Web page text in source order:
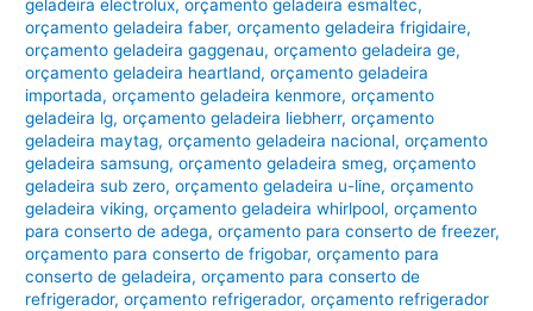
geladeira electrolux,orçamento geladeira esmaltec,
orçamento geladeira faber,orçamento geladeira frigidaire,
orçamento geladeira gaggenau,orçamento geladeira ge,
orçamento geladeira heartland,orçamento geladeira
importada,orçamento geladeira kenmore,orçamento
geladeira lg,orçamento geladeira liebherr,orçamento
geladeira maytag,orçamento geladeira nacional,orçamento
geladeira samsung,orçamento geladeira smeg,orçamento
geladeira sub zero,orçamento geladeira u-line,orçamento
geladeira viking,orçamento geladeira whirlpool,orçamento
para conserto de adega,orçamento para conserto de freezer,
orçamento para conserto de frigobar,orçamento para
conserto de geladeira,orçamento para conserto de
refrigerador,orçamento refrigerador,orçamento refrigerador